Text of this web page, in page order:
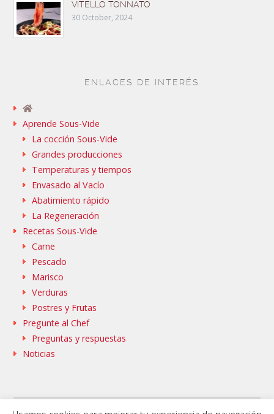
VITELLO TONNATO
30 October, 2024
ENLACES DE INTERÉS
Aprende Sous-Vide
La cocción Sous-Vide
Grandes producciones
Temperaturas y tiempos
Envasado al Vacío
Abatimiento rápido
La Regeneración
Recetas Sous-Vide
Carne
Pescado
Marisco
Verduras
Postres y Frutas
Pregunte al Chef
Preguntas y respuestas
Noticias